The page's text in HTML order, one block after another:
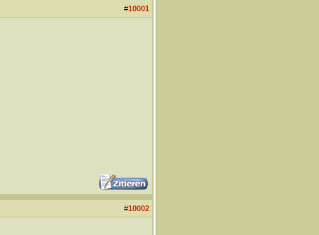
#10001
#10002